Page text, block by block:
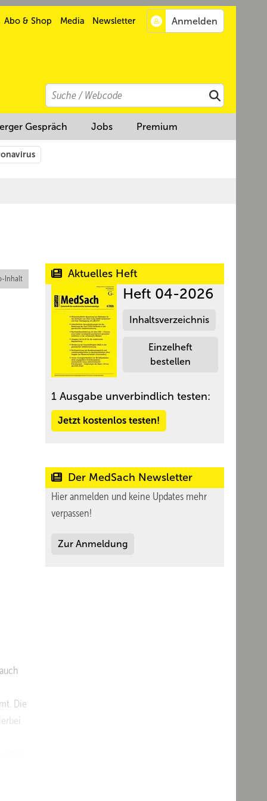
Abo & Shop Media Newsletter
Search
Suchen
Gespräch Jobs Premium
Inhalt
Die
Aktuelles Heft
Heft 04-2026
Inhaltsverzeichnis
Einzelheft
bestellen
1 Ausgabe unverbindlich testen:
Jetzt kostenlos testen!
Der MedSach Newsletter
Hier anmelden und keine Updates mehr
verpassen!
Zur Anmeldung